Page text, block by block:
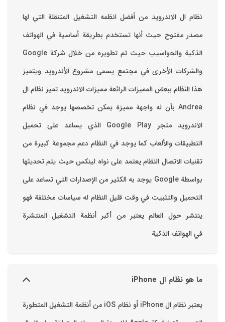
نظام ال الاندرويد من أفضل انظمه التشغيل المتنقلة التي لها
مصدر مفتوح حيث أنها تستخدم بطريقة أساسية في الهواتف
والشركات الأخرى في مجتمع يسمى مشروع الأندرويد ويتميز
هذا النظام ببعض المميزات الرائعة ‏مميزات الاندرويد ‏تميز نظام ال
Andrea بأن له واجهة مميزة يمكن تخصصها ‏يوجد في نظام
الاندرويد متجر Google Play الذي يساعد على تحميل
التطبيقات والألعاب ‏كما يوجد في النظام دعم مجموعة كبيرة من
تقنيات الاتصال ‏النظام يعتمد على نواه لينكس حيث يتم تحديثها
بواسطة ‫Google‬ ‏يوجد به الكثير من الإصدارات التي تساعد على
التحميل والتثبيت في وقت قليل ‏النظام له سياسات مختلفة فهو
ينتشر حول العالم يعتبر من أكبر أنظمة التشغيل المنتشرة
في الهواتف الذكية
ما هو نظام ال iPhone
يعتبر نظام ال iPhone أو نظام iOS من أنظمة التشغيل المتطورة